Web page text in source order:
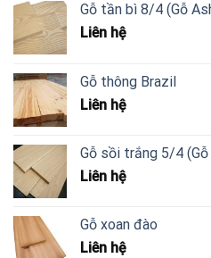
Gỗ tần bì 8/4 (Gỗ
Liên hệ
Gỗ thông Brazil
Liên hệ
Gỗ sồi trắng 5/4
Liên hệ
Gỗ xoan đào
Liên hệ